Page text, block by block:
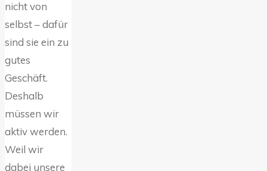
nicht von
selbst – dafür
sind sie ein zu
gutes
Geschäft.
Deshalb
müssen wir
aktiv werden.
Weil wir
dabei unsere